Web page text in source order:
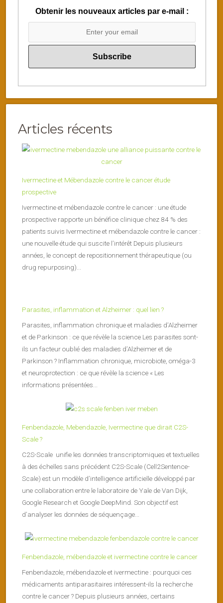
Obtenir les nouveaux articles par e-mail :
Articles récents
Ivermectine et Mébendazole contre le cancer étude
prospective
Ivermectine et mébendazole contre le cancer : une étude
prospective rapporte un bénéfice clinique chez 84 % des
patients suivis Ivermectine et mébendazole contre le cancer :
une nouvelle étude qui suscite l’intérêt Depuis plusieurs
années, le concept de repositionnement thérapeutique (ou
drug repurposing)...
Parasites, inflammation et Alzheimer : quel lien ?
Parasites, inflammation chronique et maladies d’Alzheimer
et de Parkinson : ce que révèle la science Les parasites sont-
ils un facteur oublié des maladies d’Alzheimer et de
Parkinson ? Inflammation chronique, microbiote, oméga-3
et neuroprotection : ce que révèle la science « Les
informations présentées...
Fenbendazole, Mebendazole, Ivermectine que dirait C2S-
Scale ?
C2S-Scale unifie les données transcriptomiques et textuelles
à des échelles sans précédent C2S-Scale (Cell2Sentence-
Scale) est un modèle d’intelligence artificielle développé par
une collaboration entre le laboratoire de Yale de Van Dijk,
Google Research et Google DeepMind. Son objectif est
d’analyser les données de séquençage...
Fenbendazole, mébendazole et ivermectine contre le cancer
Fenbendazole, mébendazole et ivermectine : pourquoi ces
médicaments antiparasitaires intéressent-ils la recherche
contre le cancer ? Depuis plusieurs années, certains